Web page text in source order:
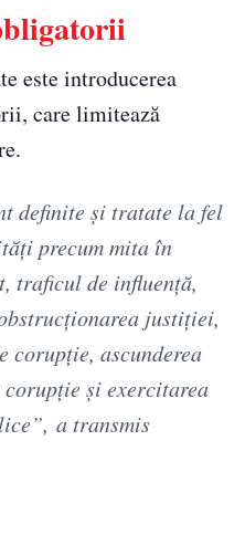
este introducerea
care limitează
definite și tratate la fel
precum mita în
traficul de influență,
justiției,
corupție, ascunderea
și exercitarea
a transmis